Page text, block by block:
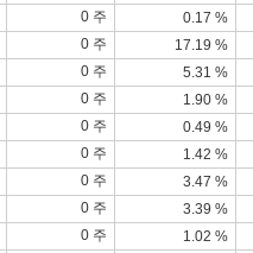
0 주 0.17 %
0 주 17.19 %
0 주 5.31 %
0 주 1.90 %
0 주 0.49 %
0 주 1.42 %
0 주 3.47 %
0 주 3.39 %
0 주 1.02 %